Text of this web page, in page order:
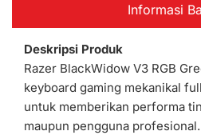
Informasi
Deskripsi Produk
Razer BlackWidow V3 RGB
keyboard gaming mekanikal
untuk memberikan performa
maupun pengguna